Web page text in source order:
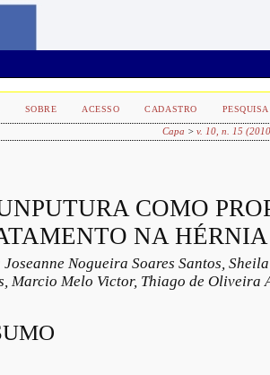
SOBRE ACESSO CADASTRO PESQUISA
Capa >v. 10, n. 15
COMO
NA
Nogueira Soares Santos,
Marcio Melo Victor, Thiago de Oliveira